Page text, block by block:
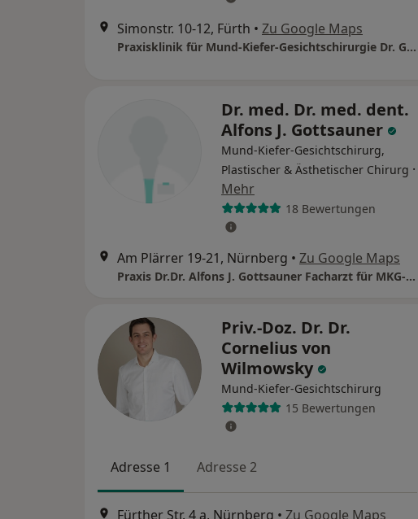
Simonstr. 10-12, Fürth • Zu Google Maps
Praxisklinik für Mund-Kiefer-Gesichtschirurgie Dr. Gilbert Vanderborght
Dr. med. Dr. med. dent.
Alfons J. Gottsauner
Mund-Kiefer-Gesichtschirurg,
Plastischer & Ästhetischer Chirurg ·
Mehr
18 Bewertungen
Am Plärrer 19-21, Nürnberg • Zu Google Maps
Praxis Dr.Dr. Alfons J. Gottsauner Facharzt für MKG-Chirurgie
Priv.-Doz. Dr. Dr.
Cornelius von
Wilmowsky
Mund-Kiefer-Gesichtschirurg
15 Bewertungen
Adresse 1 Adresse 2
Fürther Str. 4 a, Nürnberg • Zu Google Maps